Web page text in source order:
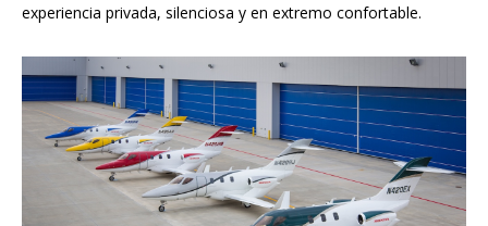
experiencia privada, silenciosa y en extremo confortable.